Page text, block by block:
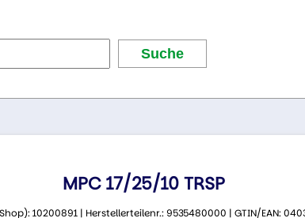
MPC 17/25/10 TRSP
10200891 | Herstellerteilenr.: 9535480000 | GTIN/EAN: